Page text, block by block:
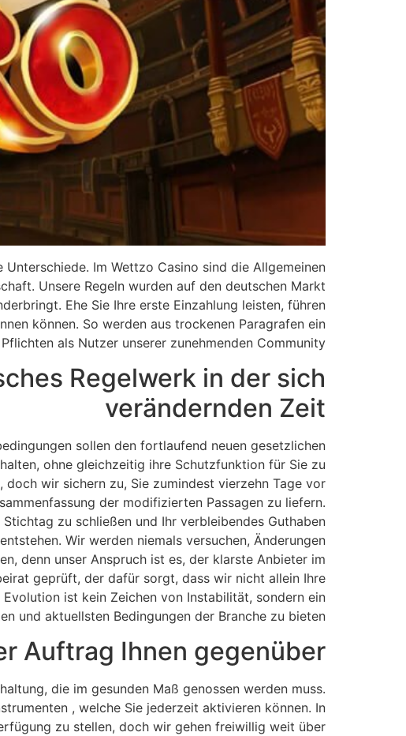
Im Wettzo Casino sind die Allgemeinen
Unsere Regeln wurden auf den deutschen Markt
Ehe Sie Ihre erste Einzahlung leisten, führen
können. So werden aus trockenen Paragrafen ein
als Nutzer unserer zunehmenden Community.
Regelwerk in der sich
verändernden Zeit
sollen den fortlaufend neuen gesetzlichen
ohne gleichzeitig ihre Schutzfunktion für Sie zu
wir sichern zu, Sie zumindest vierzehn Tage vor
der modifizierten Passagen zu liefern.
zu schließen und Ihr verbleibendes Guthaben
Wir werden niemals versuchen, Änderungen
denn unser Anspruch ist es, der klarste Anbieter im
geprüft, der dafür sorgt, dass wir nicht allein Ihre
ist kein Zeichen von Instabilität, sondern ein
und aktuellsten Bedingungen der Branche zu bieten.
Auftrag Ihnen gegenüber
die im gesunden Maß genossen werden muss.
, welche Sie jederzeit aktivieren können. In
zu stellen, doch wir gehen freiwillig weit über